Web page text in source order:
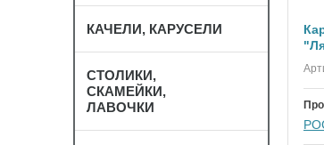
КАЧЕЛИ, КАРУСЕЛИ
СТОЛИКИ,
СКАМЕЙКИ,
ЛАВОЧКИ